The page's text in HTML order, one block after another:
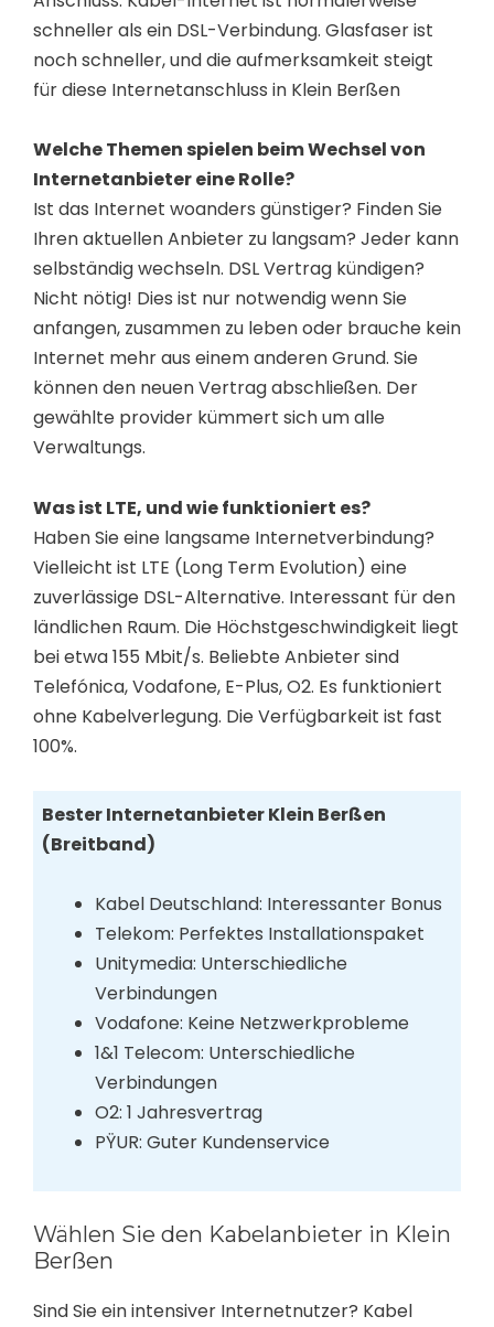
schneller als ein DSL-Verbindung. Glasfaser ist
noch schneller, und die aufmerksamkeit steigt
für diese Internetanschluss in Klein Berßen
Welche Themen spielen beim Wechsel von
Internetanbieter eine Rolle?
Ist das Internet woanders günstiger? Finden Sie
Ihren aktuellen Anbieter zu langsam? Jeder kann
selbständig wechseln. DSL Vertrag kündigen?
Nicht nötig! Dies ist nur notwendig wenn Sie
anfangen, zusammen zu leben oder brauche kein
Internet mehr aus einem anderen Grund. Sie
können den neuen Vertrag abschließen. Der
gewählte provider kümmert sich um alle
Verwaltungs.
Was ist LTE, und wie funktioniert es?
Haben Sie eine langsame Internetverbindung?
Vielleicht ist LTE (Long Term Evolution) eine
zuverlässige DSL-Alternative. Interessant für den
ländlichen Raum. Die Höchstgeschwindigkeit liegt
bei etwa 155 Mbit/s. Beliebte Anbieter sind
Telefónica, Vodafone, E-Plus, O2. Es funktioniert
ohne Kabelverlegung. Die Verfügbarkeit ist fast
100%.
Bester Internetanbieter Klein Berßen
(Breitband)
Kabel Deutschland: Interessanter Bonus
Telekom: Perfektes Installationspaket
Unitymedia: Unterschiedliche
Verbindungen
Vodafone: Keine Netzwerkprobleme
1&1 Telecom: Unterschiedliche
Verbindungen
O2: 1 Jahresvertrag
PŸUR: Guter Kundenservice
Wählen Sie den Kabelanbieter in Klein
Berßen
Sind Sie ein intensiver Internetnutzer? Kabel